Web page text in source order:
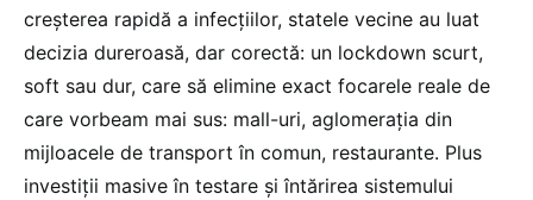
creșterea rapidă a infecțiilor, statele vecine au luat
decizia dureroasă, dar corectă: un lockdown scurt,
soft sau dur, care să elimine exact focarele reale de
care vorbeam mai sus: mall-uri, aglomerația din
mijloacele de transport în comun, restaurante. Plus
investiții masive în testare și întărirea sistemului